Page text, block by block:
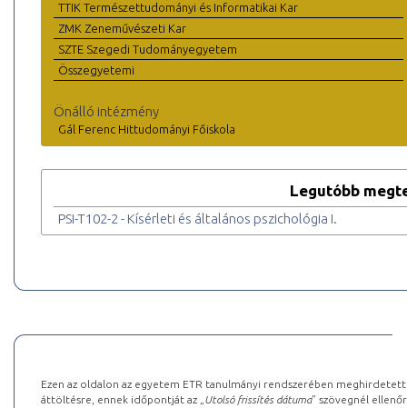
TTIK Természettudományi és Informatikai Kar
ZMK Zeneművészeti Kar
SZTE Szegedi Tudományegyetem
Összegyetemi
Önálló intézmény
Gál Ferenc Hittudományi Főiskola
Legutóbb
PSI-T102-2 - Kísérleti és általános pszichológia I.
Ezen az oldalon az egyetem ETR tanulmányi rendszerében
áttöltésre, ennek időpontját az „ Utolsó frissítés dátuma” szövegnél